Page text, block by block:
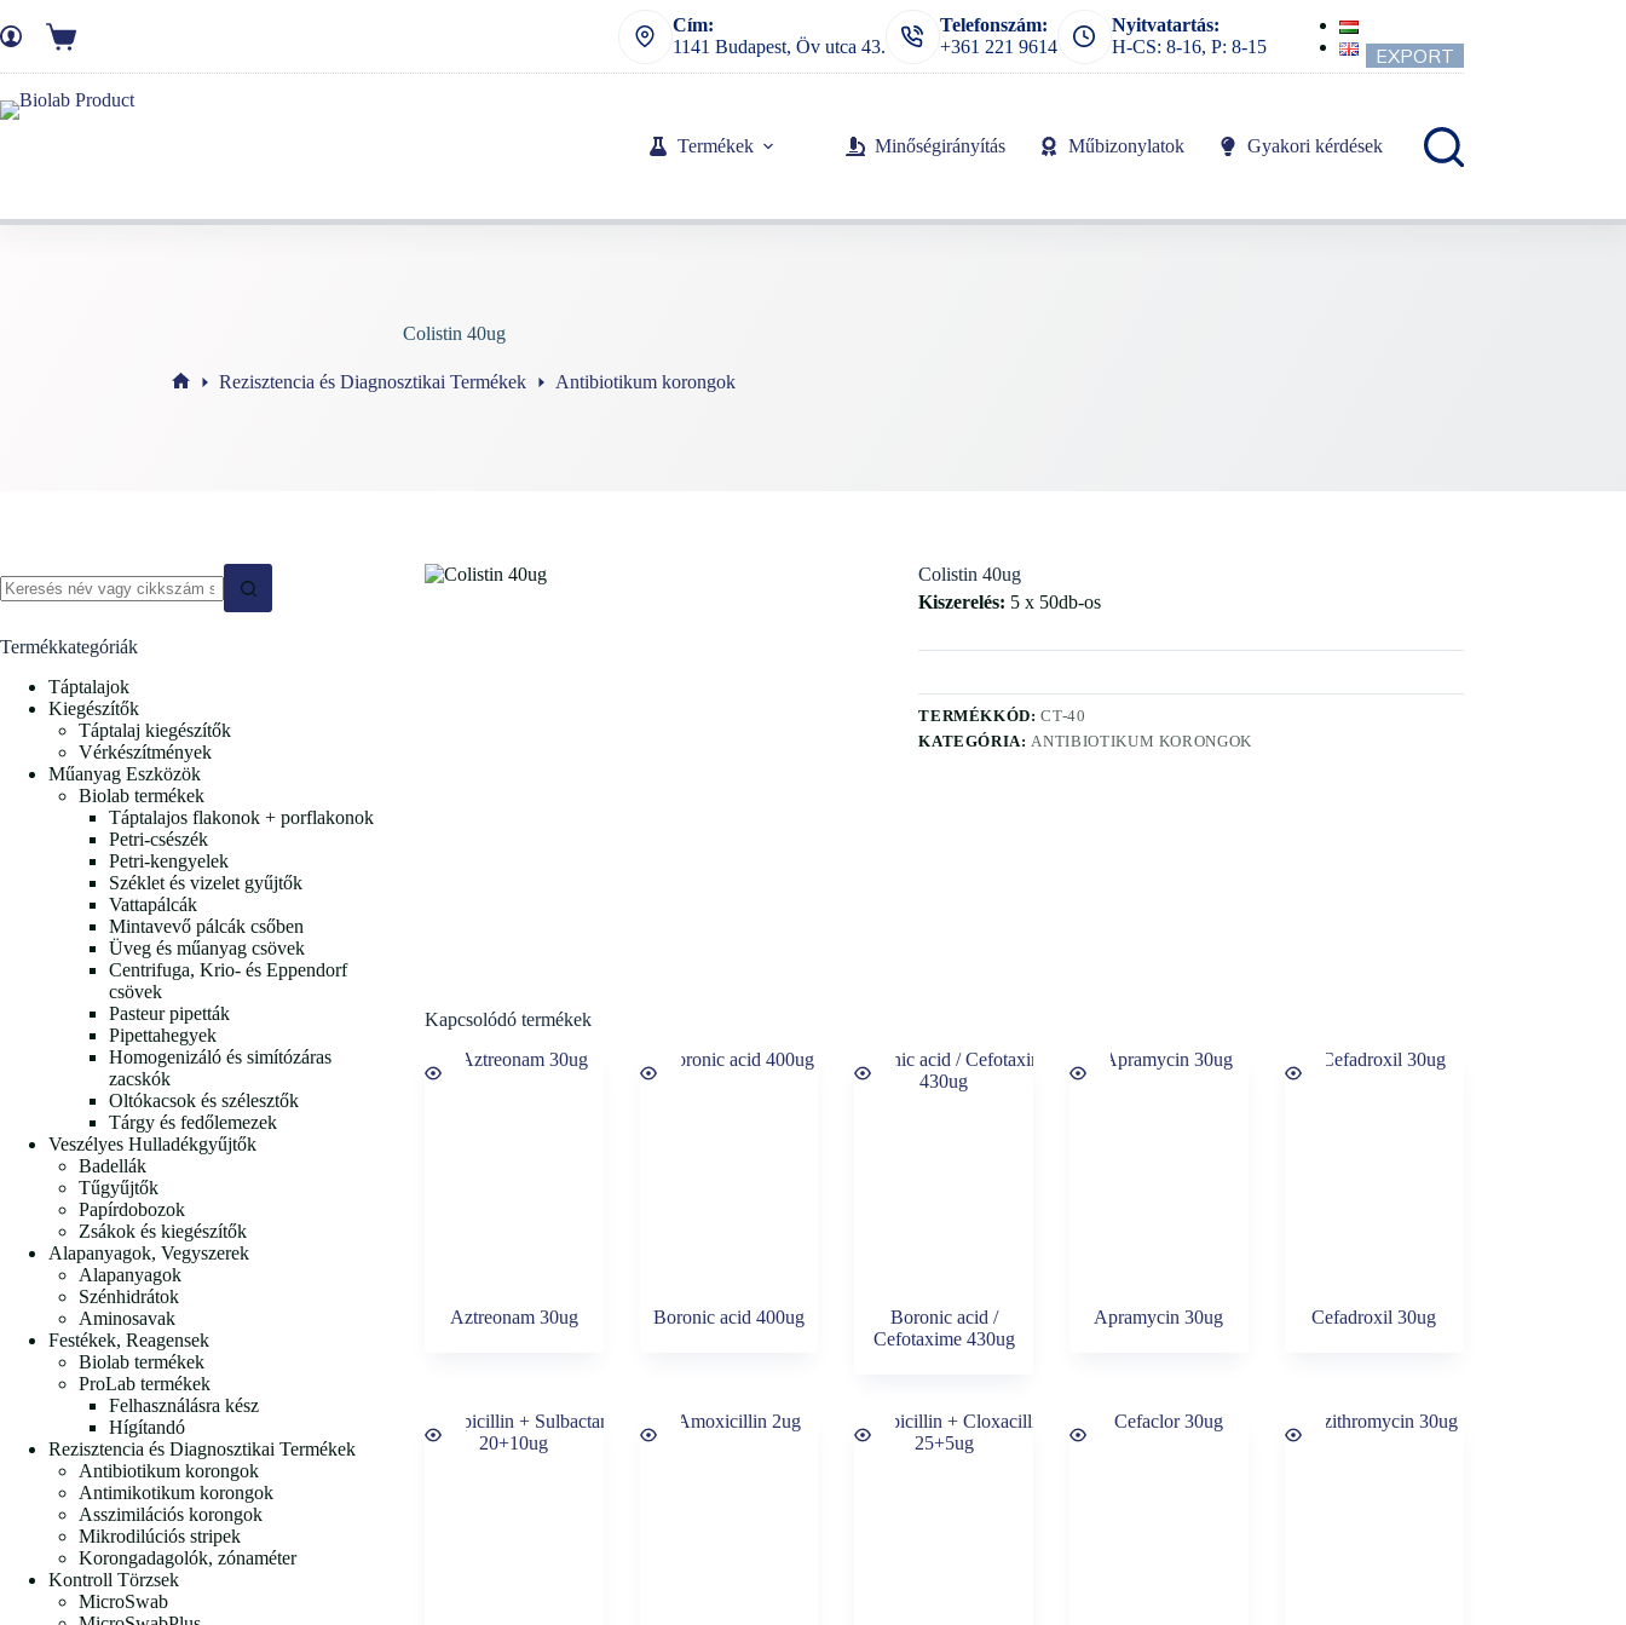
to
content Ajánlatkérő
Cím:
1141 Budapest, Öv utca 43.
Telefonszám:
+361 221 9614
Nyitvatartás:
H-CS: 8-16, P: 8-15
EXPORT
Termékek Minőségirányítás Műbizonylatok Gyakori kérdések
Colistin 40ug
Rezisztencia és Diagnosztikai Termékek Antibiotikum korongok
Colistin 40ug
Kiszerelés: 5 x 50db-os
TERMÉKKÓD:CT-40
KATEGÓRIA:ANTIBIOTIKUM KORONGOK
Kapcsolódó termékek
Aztreonam 30ug Boronic acid 400ug
Boronic acid /
Cefotaxime 430ug
Apramycin 30ug Cefadroxil 30ug
results
Termékkategóriák
Táptalajok
Kiegészítők
Táptalaj kiegészítők
Vérkészítmények
Műanyag Eszközök
Biolab termékek
Táptalajos flakonok + porflakonok
Petri-csészék
Petri-kengyelek
Széklet és vizelet gyűjtők
Vattapálcák
Mintavevő pálcák csőben
Üveg és műanyag csövek
Centrifuga, Krio- és Eppendorf
csövek
Pasteur pipetták
Pipettahegyek
Homogenizáló és simítózáras
zacskók
Oltókacsok és szélesztők
Tárgy és fedőlemezek
Veszélyes Hulladékgyűjtők
Badellák
Tűgyűjtők
Papírdobozok
Zsákok és kiegészítők
Alapanyagok, Vegyszerek
Alapanyagok
Szénhidrátok
Aminosavak
Festékek, Reagensek
Biolab termékek
ProLab termékek
Felhasználásra kész
Hígítandó
Rezisztencia és Diagnosztikai Termékek
Antibiotikum korongok
Antimikotikum korongok
Asszimilációs korongok
Mikrodilúciós stripek
Korongadagolók, zónaméter
Kontroll Törzsek
MicroSwab